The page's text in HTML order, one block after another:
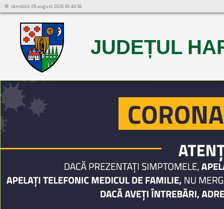
sâmbătă, 08 august 2026 06:44:56
JUDEȚUL